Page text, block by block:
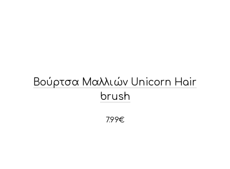
Βούρτσα Μαλλιών Unicorn Hair
brush
7.99€